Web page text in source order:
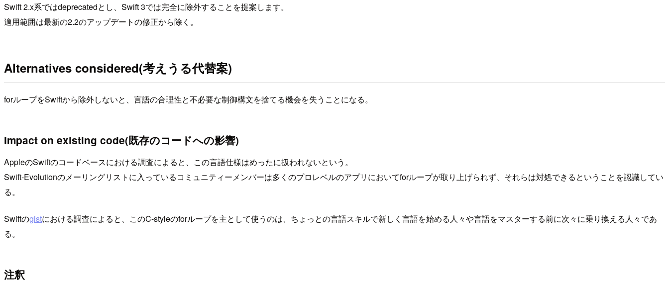
Swift 2.x系ではdeprecatedとし、Swift 3では完全に除外することを提案します。
適用範囲は最新の2.2のアップデートの修正から除く。
Alternatives considered(考えうる代替案)
forループをSwiftから除外しないと、言語の合理性と不必要な制御構文を捨てる機会を失うことになる。
Impact on existing code(既存のコードへの影響)
AppleのSwiftのコードベースにおける調査によると、この言語仕様はめったに扱われないという。
Swift-Evolutionのメーリングリストに入っているコミュニティーメンバーは多くのプロレベルのアプリにおいてforループが取り上げられず、それらは対処できるということを認識してい
る。
Swiftのgistにおける調査によると、このC-styleのforループを主として使うのは、ちょっとの言語スキルで新しく言語を始める人々や言語をマスターする前に次々に乗り換える人々であ
る。
注釈